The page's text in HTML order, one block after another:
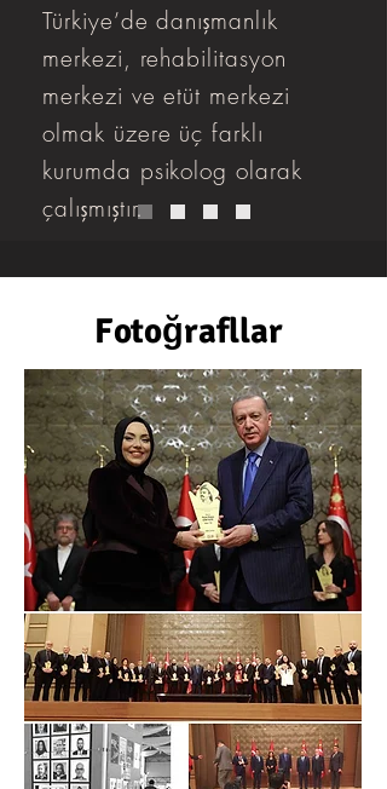
Türkiye’de danışmanlık
merkezi, rehabilitasyon
merkezi ve etüt merkezi
olmak üzere üç farklı
kurumda psikolog olarak
çalışmıştır.
Fotoğrafllar